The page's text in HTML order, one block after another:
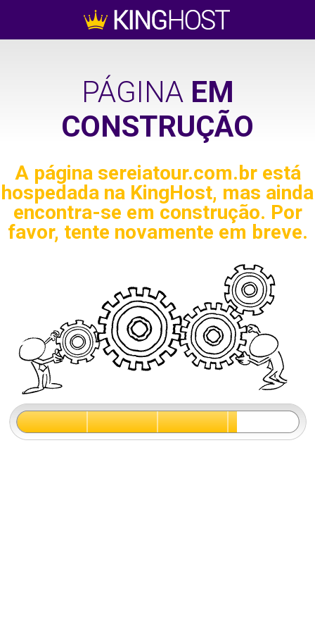
PÁGINA EM
CONSTRUÇÃO
A página sereiatour.com.brestá
hospedada na KingHost, mas ainda
encontra-se em construção. Por
favor, tente novamente em breve.